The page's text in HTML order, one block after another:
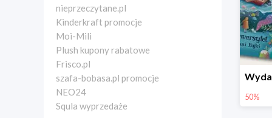
nieprzeczytane.pl
Kinderkraft promocje
Moi-Mili
Plush kupony rabatowe
Frisco.pl
szafa-bobasa.pl promocje
NEO24
Squla wyprzedaże
50%